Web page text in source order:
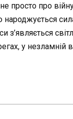
просто про
з’являється
у незламній